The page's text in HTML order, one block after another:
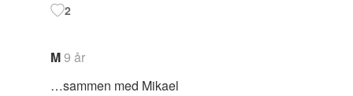
2
M9 år
…sammen med Mikael